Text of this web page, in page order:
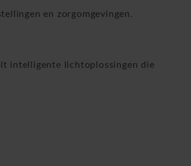
en zorgomgevingen.
intelligente lichtoplossingen die